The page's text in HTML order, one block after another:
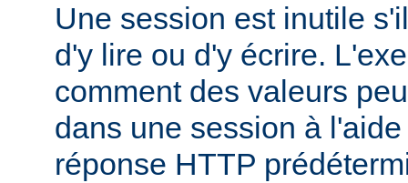
Une session est inutile
d'y lire ou d'y écrire.
comment des valeurs
dans une session à
réponse HTTP